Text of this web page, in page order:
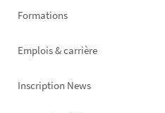
Formations
Emplois & carrière
Inscription News